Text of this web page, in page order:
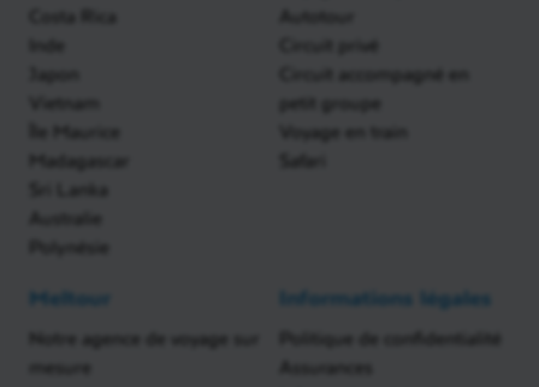
Costa Rica
Inde
Japon
Vietnam
Île Maurice
Madagascar
Sri Lanka
Australie
Polynésie
Autotour
Circuit privé
Circuit accompagné en
petit groupe
Voyage en train
Safari
Meltour
Notre agence de voyage sur
mesure
Informations légales
Politique de confidentialité
Assurances